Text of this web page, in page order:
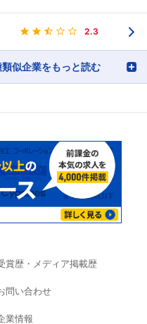
2.3
似企業をもっと読む
賞歴・メディア掲載歴
問い合わせ
業情報